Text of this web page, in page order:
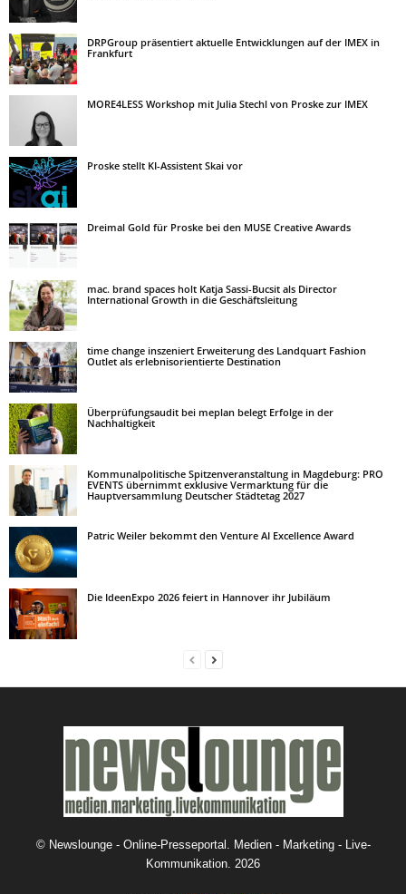
DRPGroup präsentiert aktuelle Entwicklungen auf der IMEX in
Frankfurt
MORE4LESS Workshop mit Julia Stechl von Proske zur IMEX
Proske stellt KI-Assistent Skai vor
Dreimal Gold für Proske bei den MUSE Creative Awards
mac. brand spaces holt Katja Sassi-Bucsit als Director
International Growth in die Geschäftsleitung
time change inszeniert Erweiterung des Landquart Fashion
Outlet als erlebnisorientierte Destination
Überprüfungsaudit bei meplan belegt Erfolge in der
Nachhaltigkeit
Kommunalpolitische Spitzenveranstaltung in Magdeburg: PRO
EVENTS übernimmt exklusive Vermarktung für die
Hauptversammlung Deutscher Städtetag 2027
Patric Weiler bekommt den Venture AI Excellence Award
Die IdeenExpo 2026 feiert in Hannover ihr Jubiläum
© Newslounge - Online-Presseportal. Medien - Marketing - Live-
Kommunikation. 2026